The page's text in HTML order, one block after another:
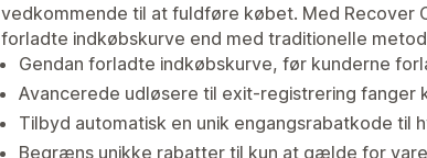
vedkommende til at fuldføre købet. Med Recover
forladte indkøbskurve end med traditionelle
Gendan forladte indkøbskurve, før kunderne
Avancerede udløsere til exit-registrering fanger
Tilbyd automatisk en unik engangsrabatkode til
Begræns unikke rabatter til kun at gælde for